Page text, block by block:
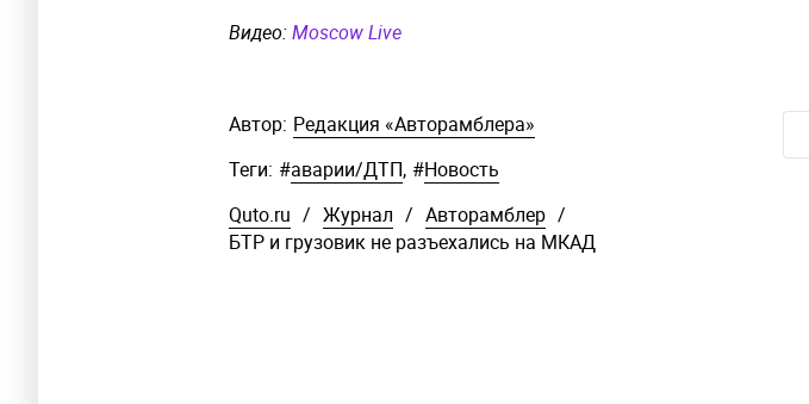
Видео:Moscow Live
Автор: Редакция «Авторамблера»
Теги: #аварии/ДТП, #Новость
Quto.ru / Журнал / Авторамблер /
БТР и грузовик не разъехались на МКАД